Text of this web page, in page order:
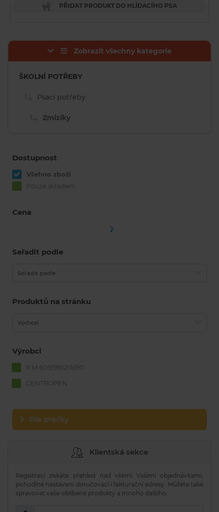
PŘIDAT PRODUKT DO HLÍDACÍHO PSA
Zobrazit všechny kategorie
ŠKOLNÍ POTŘEBY
Psací potřeby
Zmizíky
Dostupnost
Všehno zboží
Pouze skladem
Cena
Seřadit podle
Seřadit podle
Produktů na stránku
Výchozí
Výrobci
P M 609f9fd21fd90
CENTROPEN
Dle značky
Klientská sekce
Registrací získáte přehled nad všemi Vašimi objednávkami,
pohodlné nastavení doručovací i fakturační adresy. Můžete také
spravovat vaše oblíbené produkty a mnoho dalšího.